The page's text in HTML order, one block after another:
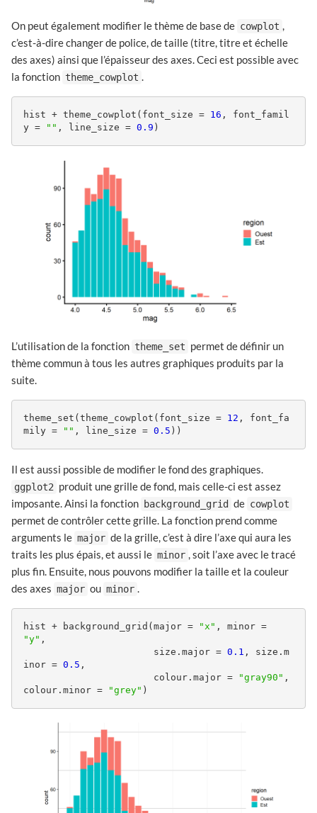
On peut également modifier le thème de base de cowplot ,
c’est-à-dire changer de police, de taille (titre, titre et échelle
des axes) ainsi que l’épaisseur des axes. Ceci est possible avec
la fonction theme_cowplot .
hist + theme_cowplot(font_size = 16 , font_famil
y =
"" , line_size = 0.9 )
L’utilisation de la fonction theme_set permet de définir un
thème commun à tous les autres graphiques produits par la
suite.
theme_set(theme_cowplot(font_size = 12 , font_fa
mily =
"" , line_size = 0.5 ))
Il est aussi possible de modifier le fond des graphiques.
ggplot2 produit une grille de fond, mais celle-ci est assez
imposante. Ainsi la fonction background_grid de cowplot
permet de contrôler cette grille. La fonction prend comme
arguments le major de la grille, c’est à dire l’axe qui aura les
traits les plus épais, et aussi le minor , soit l’axe avec le tracé
plus fin. Ensuite, nous pouvons modifier la taille et la couleur
des axes major ou minor .
hist + background_grid(major = "x"
"y" ,
                       size.major =
0.1 , size.m
inor = 0.5 ,
                       colour.major =
"gray90" ,
colour.minor =
"grey" )